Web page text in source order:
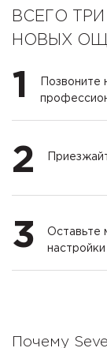
ВСЕГО
НОВЫХ
1 Позвоните
2
3
Оставьте
настройки
Почему